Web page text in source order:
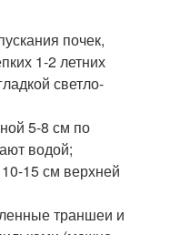
почек,
1-2 летних
светло-
5-8 см по
водой;
15 см верхней
траншеи и